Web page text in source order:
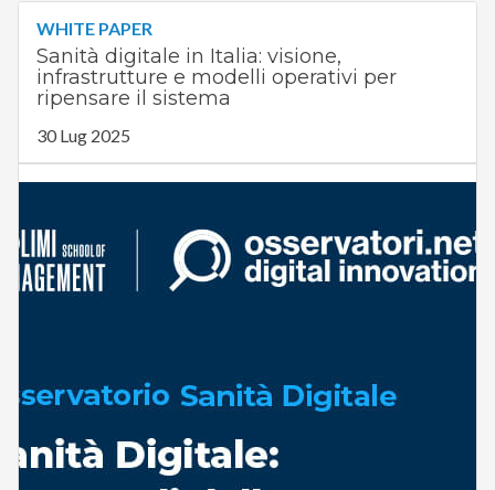
WHITE PAPER
Sanità digitale in Italia: visione,
infrastrutture e modelli operativi per
ripensare il sistema
30 Lug 2025